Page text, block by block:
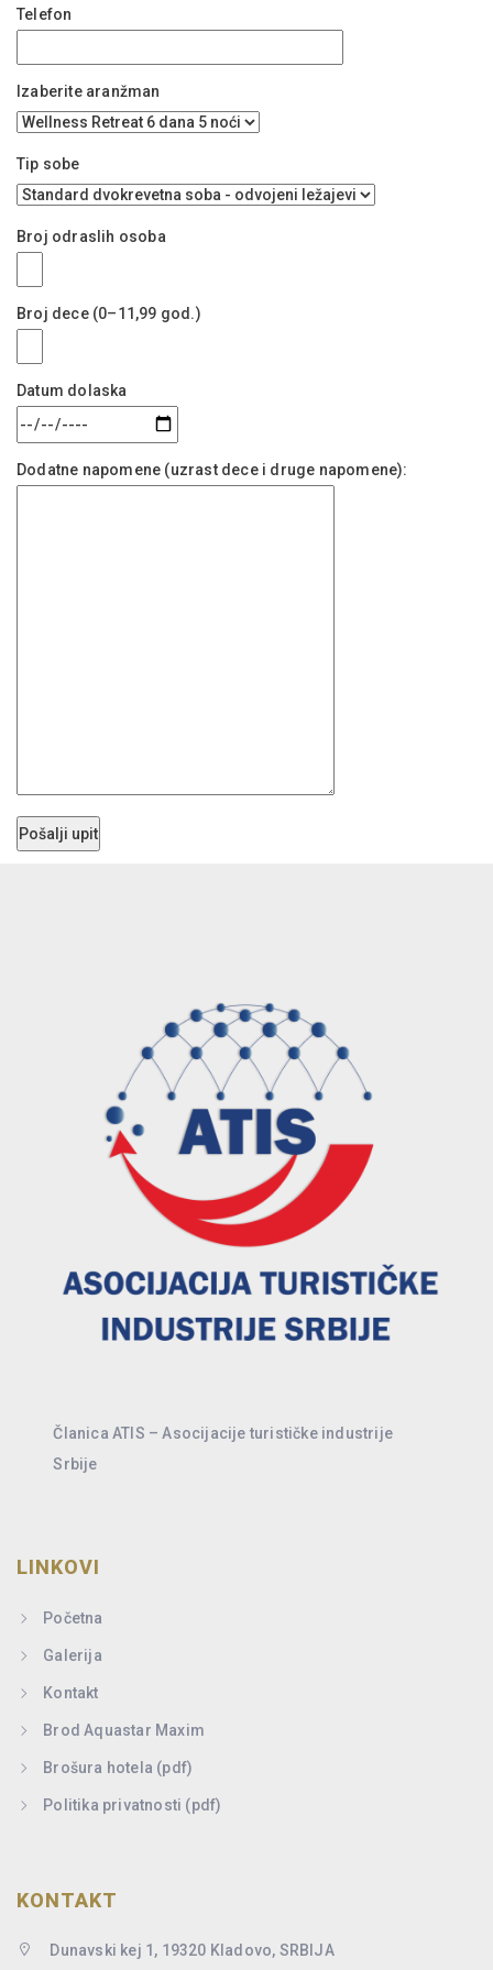
Telefon
Izaberite aranžman
Tip sobe
Broj odraslih osoba
Broj dece (0–11,99 god.)
Datum dolaska
Dodatne napomene (uzrast dece i druge napomene):
Članica ATIS – Asocijacije turističke industrije
Srbije
LINKOVI
Početna
Galerija
Kontakt
Brod Aquastar Maxim
Brošura hotela (pdf)
Politika privatnosti (pdf)
KONTAKT
Dunavski kej 1, 19320 Kladovo, SRBIJA